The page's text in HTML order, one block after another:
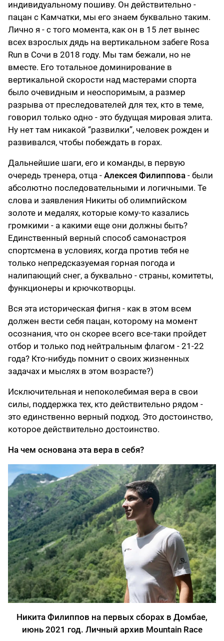
индивидуальному пошиву. Он действительно -
пацан с Камчатки, мы его знаем буквально таким.
Лично я - с того момента, как он в 15 лет вынес
всех взрослых дядь на вертикальном забеге Rosa
Run в Сочи в 2018 году. Мы там бежали, но не
вместе. Его тотальное доминирование в
вертикальной скорости над мастерами спорта
было очевидным и неоспоримым, а размер
разрыва от преследователей для тех, кто в теме,
говорил только одно - это будущая мировая элита.
Ну нет там никакой “развилки”, человек рожден и
развивался, чтобы побеждать в горах.
Дальнейшие шаги, его и команды, в первую
очередь тренера, отца - Алексея Филиппова - были
абсолютно последовательными и логичными. Те
слова и заявления Никиты об олимпийском
золоте и медалях, которые кому-то казались
громкими - а какими еще они должны быть?
Единственный верный способ самонастроя
спортсмена в условиях, когда против тебя не
только непредсказуемая горная погода и
налипающий снег, а буквально - страны, комитеты,
функционеры и крючкотворцы.
Вся эта историческая фигня - как в этом всем
должен вести себя пацан, которому на момент
осознания, что он скорее всего все-таки пройдет
отбор и только под нейтральным флагом - 21-22
года? Кто-нибудь помнит о своих жизненных
задачах и мыслях в этом возрасте?)
Исключительная и непоколебимая вера в свои
силы, поддержка тех, кто действительно рядом -
это единственно верный подход. Это достоинство,
которое действительно достоинство.
На чем основана эта вера в себя?
Никита Филиппов на первых сборах в Домбае,
июнь 2021 год. Личный архив Mountain Race